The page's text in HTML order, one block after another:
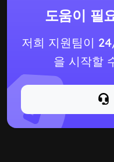
도움이 필
저희 지원팀이
을 시작할